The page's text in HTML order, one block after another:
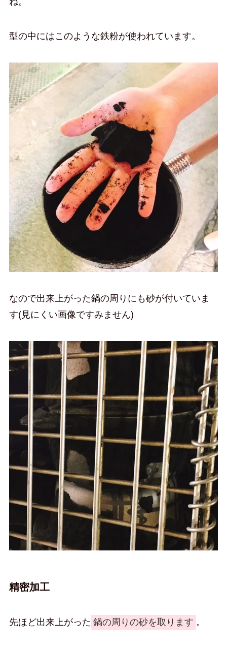
型の中にはこのような鉄粉が使われています。
なので出来上がった鍋の周りにも砂が付いていま
す(見にくい画像ですみません)
精密加工
先ほど出来上がった 鍋の周りの砂を取ります 。